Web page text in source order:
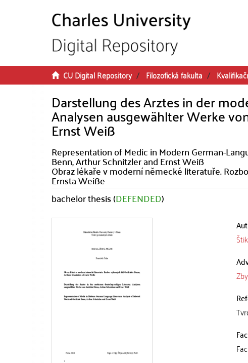
CU Digital Repository Filozofická fakulta
Darstellung des Arztes in der
Analysen ausgewählter Werke
Ernst Weiß
Representation of Medic in Modern German-
Benn, Arthur Schnitzler and Ernst Weiß
Obraz lékaře v moderní německé literatuře.
Ernsta Weiße
bachelor thesis (DEFENDED)